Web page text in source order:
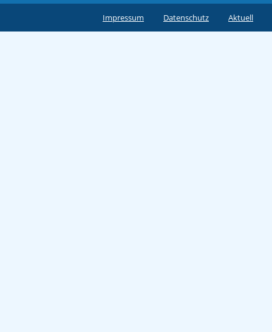
Impressum Datenschutz Aktuell